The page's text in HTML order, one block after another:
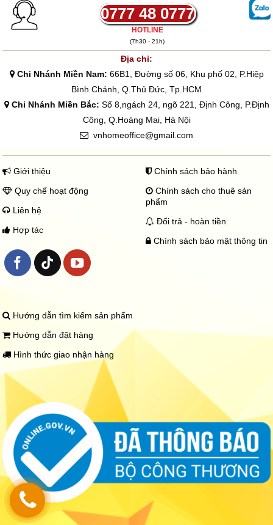
0777 48 0777
HOTLINE
(7h30 - 21h)
Địa chỉ:
Chi Nhánh Miền Nam: 66B1, Đường số 06, Khu phố 02, P.Hiệp
Bình Chánh, Q.Thủ Đức, Tp.HCM
Chi Nhánh Miền Bắc: Số 8,ngách 24, ngõ 221, Định Công, P.Định
Công, Q.Hoàng Mai, Hà Nội
vnhomeoffice@gmail.com
Giới thiệu
Quy chế hoạt động
Liên hệ
Hợp tác
Chính sách bảo hành
Chính sách cho thuê sản
phẩm
Đổi trả - hoàn tiền
Chính sách bảo mật thông tin
Hướng dẫn tìm kiếm sản phẩm
Hướng dẫn đặt hàng
Hình thức giao nhận hàng